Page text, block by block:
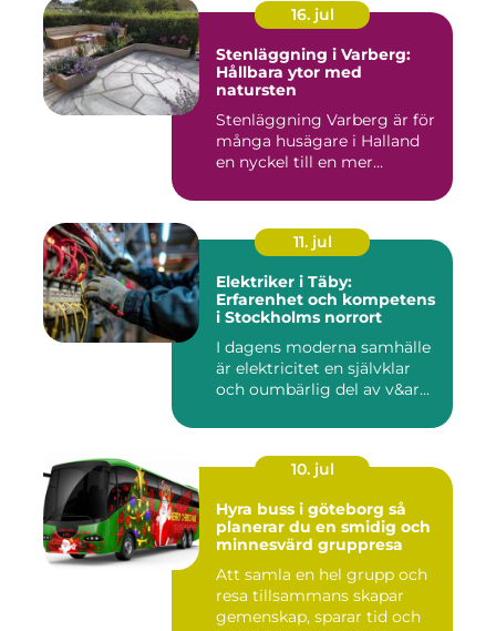
16. jul
Stenläggning i Varberg:
Hållbara ytor med
natursten
Stenläggning Varberg är för
många husägare i Halland
en nyckel till en mer...
11. jul
Elektriker i Täby:
Erfarenhet och kompetens
i Stockholms norrort
I dagens moderna samhälle
är elektricitet en självklar
och oumbärlig del av v&ar...
10. jul
Hyra buss i göteborg så
planerar du en smidig och
minnesvärd gruppresa
Att samla en hel grupp och
resa tillsammans skapar
gemenskap, sparar tid och